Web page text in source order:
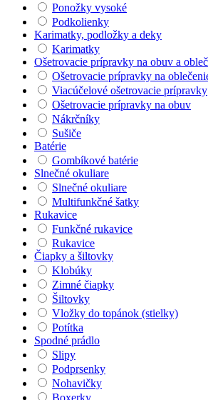
Ponožky vysoké
Podkolienky
Karimatky, podložky a deky
Karimatky
Ošetrovacie prípravky na obuv a
Ošetrovacie prípravky na
Viacúčelové ošetrovacie prípravky
Ošetrovacie prípravky na obuv
Nákrčníky
Sušiče
Batérie
Gombíkové batérie
Slnečné okuliare
Slnečné okuliare
Multifunkčné šatky
Rukavice
Funkčné rukavice
Rukavice
Čiapky a šiltovky
Klobúky
Zimné čiapky
Šiltovky
Vložky do topánok (stielky)
Potítka
Spodné prádlo
Slipy
Podprsenky
Nohavičky
Boxerky